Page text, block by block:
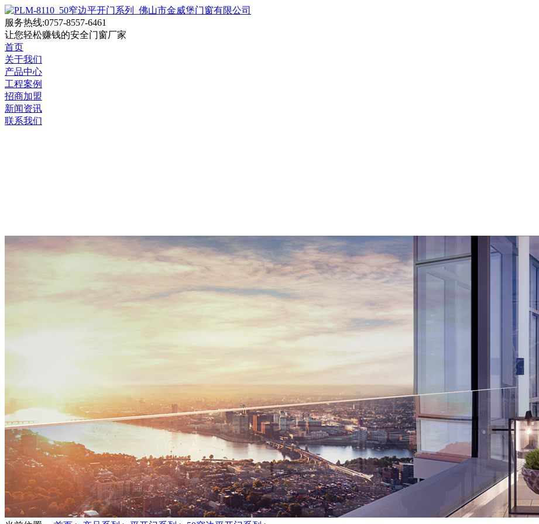
服务热线:0757-8557-6461
让您轻松赚钱的安全门窗厂家
首页
关于我们
产品中心
工程案例
招商加盟
新闻资讯
联系我们